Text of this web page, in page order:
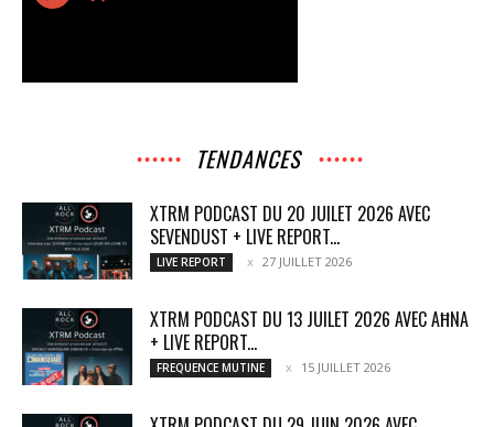
TENDANCES
XTRM PODCAST DU 20 JUILET 2026 AVEC
SEVENDUST + LIVE REPORT...
LIVE REPORT 27 JUILLET 2026
XTRM PODCAST DU 13 JUILET 2026 AVEC AĦNA
+ LIVE REPORT...
FREQUENCE MUTINE 15 JUILLET 2026